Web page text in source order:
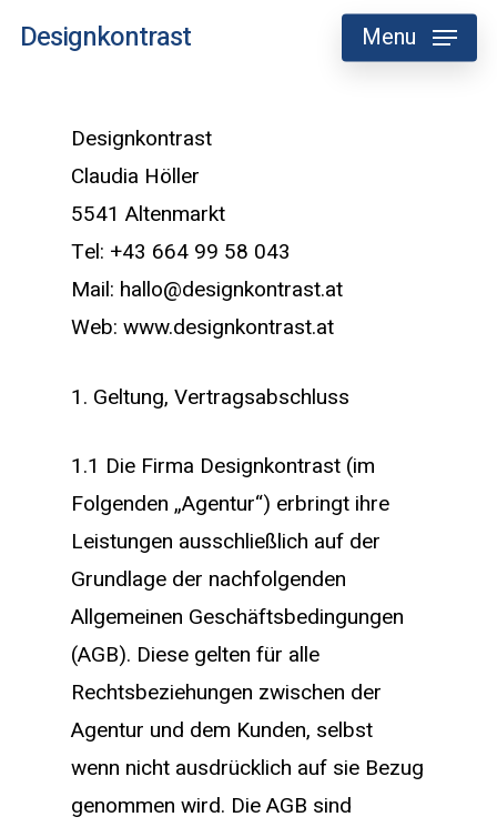
Designkontrast Menu
Designkontrast
Claudia Höller
5541 Altenmarkt
Tel: +43 664 99 58 043
Mail: hallo@designkontrast.at
Web: www.designkontrast.at
1. Geltung, Vertragsabschluss
1.1 Die Firma Designkontrast (im
Folgenden „Agentur“) erbringt ihre
Leistungen ausschließlich auf der
Grundlage der nachfolgenden
Allgemeinen Geschäftsbedingungen
(AGB). Diese gelten für alle
Rechtsbeziehungen zwischen der
Agentur und dem Kunden, selbst
wenn nicht ausdrücklich auf sie Bezug
genommen wird. Die AGB sind